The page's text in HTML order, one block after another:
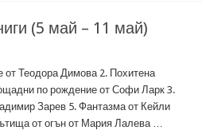
(5 май – 11 май)
Теодора Димова 2. Похитена
по рождение от Софи Ларк 3.
Зарев 5. Фантазма от Кейли
от огън от Мария Лалева …